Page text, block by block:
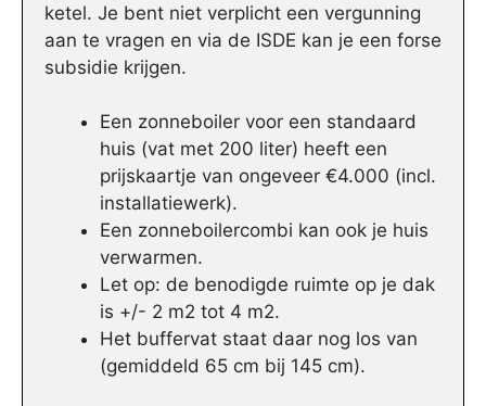
ketel. Je bent niet verplicht een vergunning
aan te vragen en via de ISDE kan je een forse
subsidie krijgen.
Een zonneboiler voor een standaard
huis (vat met 200 liter) heeft een
prijskaartje van ongeveer €4.000 (incl.
installatiewerk).
Een zonneboilercombi kan ook je huis
verwarmen.
Let op: de benodigde ruimte op je dak
is +/- 2 m2 tot 4 m2.
Het buffervat staat daar nog los van
(gemiddeld 65 cm bij 145 cm).